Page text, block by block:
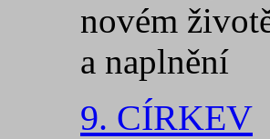
novém
a naplnění
9. CÍRKEV